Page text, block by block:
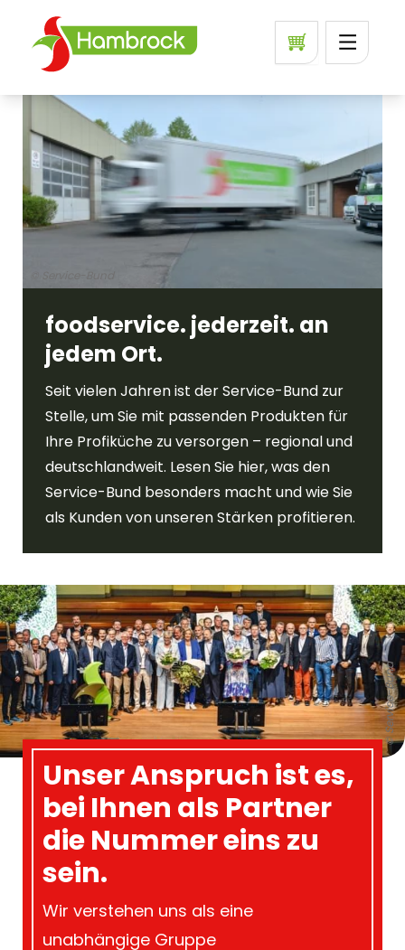
foodservice. jederzeit. an
jedem Ort.
Seit vielen Jahren ist der Service-Bund zur
Stelle, um Sie mit passenden Produkten für
Ihre Profiküche zu versorgen – regional und
deutschlandweit. Lesen Sie hier, was den
Service-Bund besonders macht und wie Sie
als Kunden von unseren Stärken profitieren.
© Service-Bund
Unser Anspruch ist es,
bei Ihnen als Partner
die Nummer eins zu
sein.
Wir verstehen uns als eine
unabhängige Gruppe